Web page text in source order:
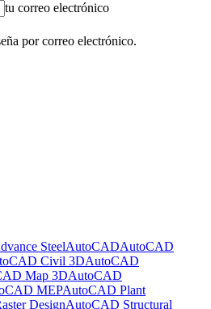
tu correo electrónico
por correo electrónico.
SteelAutoCADAutoCAD
Civil 3DAutoCAD
Map 3DAutoCAD
MEPAutoCAD Plant
DesignAutoCAD Structural